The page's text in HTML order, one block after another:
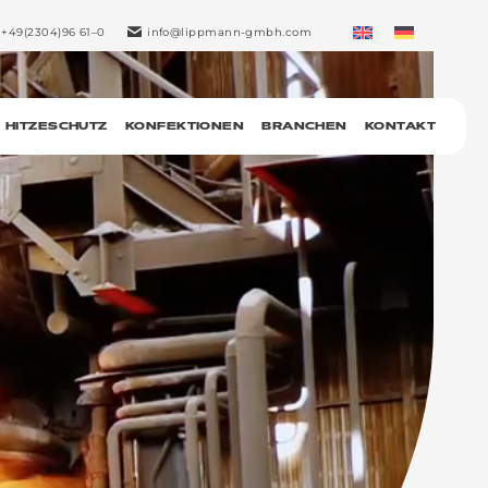
+49(2304)96 61–0 info@lippmann-gmbh.com
HITZESCHUTZ KONFEKTIONEN BRANCHEN KONTAKT